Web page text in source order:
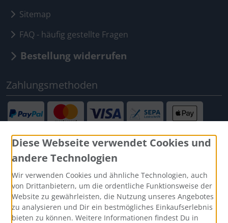
Sitemap
FAQ - häufig gestellte Fragen
Bestellung widerrufen
Zahlungsmethoden
Social Media
Diese Webseite verwendet Cookies und
andere Technologien
Wir verwenden Cookies und ähnliche Technologien, auch
von Drittanbietern, um die ordentliche Funktionsweise der
Website zu gewährleisten, die Nutzung unseres Angebotes
zu analysieren und Dir ein bestmögliches Einkaufserlebnis
bieten zu können. Weitere Informationen findest Du in